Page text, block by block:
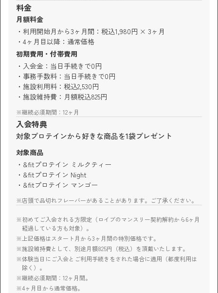
料金
月額料金
利用開始月から3ヶ月間：税込1,980円 × 3ヶ月
4ヶ月目以降：通常価格
初期費用・付帯費用
入会金：当日手続きで0円
事務手数料：当日手続きで0円
施設利用料：税込2,530円
施設維持費：月額税込825円
継続必須期間：12ヶ月
入会特典
対象プロテインから好きな商品を1袋プレゼント
対象商品
&fitプロテイン ミルクティー
&fitプロテイン Night
&fitプロテイン マンゴー
店頭で品切れフレーバーがあることがあります。ご了承ください。
初めてご入会される方限定（ロイブのマンスリー契約解約から6ヶ月
経過している方も対象）。
上記価格はスタート月から3ヶ月間の特別価格です。
施設維持費として、別途月額825円（税込）を頂戴いたします。
体験当日にご入会とご利用手続きをされた場合に適用（都度利用は
除く）。
継続必須期間：12ヶ月間。
4ヶ月目から通常価格。